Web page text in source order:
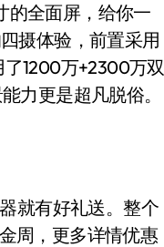
的全面屏，给你一
摄体验，前置采用
1200万+2300万双
力更是超凡脱俗。
就有好礼送。整个
周，更多详情优惠